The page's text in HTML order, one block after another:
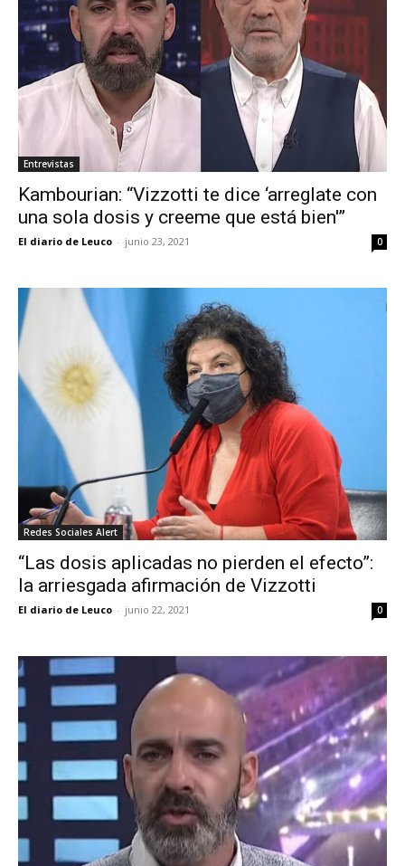
Entrevistas
Kambourian: “Vizzotti te dice ‘arreglate con
una sola dosis y creeme que está bien'”
El diario de Leuco - junio 23, 2021 0
Redes Sociales Alert
“Las dosis aplicadas no pierden el efecto”:
la arriesgada afirmación de Vizzotti
El diario de Leuco - junio 22, 2021 0